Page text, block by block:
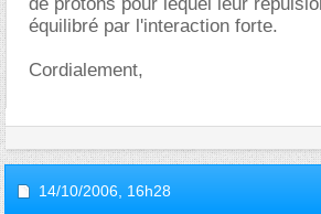
équilibré par l'interaction forte.
Cordialement,
14/10/2006, 16h28